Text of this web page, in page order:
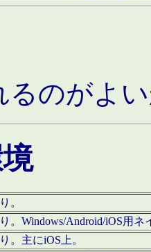
るのがよ
。
。Windows/Android/iOS用
。主にiOS上。